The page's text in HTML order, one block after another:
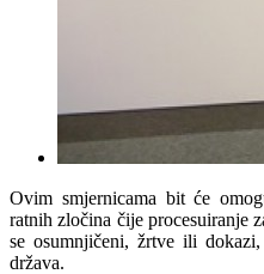
Ovim smjernicama bit će
ratnih zločina čije procesuiranje
se osumnjičeni, žrtve ili
država.